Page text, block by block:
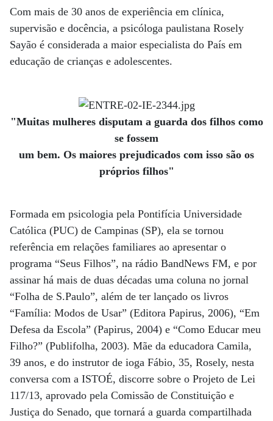
Com mais de 30 anos de experiência em clínica,
supervisão e docência, a psicóloga paulistana Rosely
Sayão é considerada a maior especialista do País em
educação de crianças e adolescentes.
"Muitas mulheres disputam a guarda dos filhos como
se fossem
um bem. Os maiores prejudicados com isso são os
próprios filhos"
Formada em psicologia pela Pontifícia Universidade
Católica (PUC) de Campinas (SP), ela se tornou
referência em relações familiares ao apresentar o
programa “Seus Filhos”, na rádio BandNews FM, e por
assinar há mais de duas décadas uma coluna no jornal
“Folha de S.Paulo”, além de ter lançado os livros
“Família: Modos de Usar” (Editora Papirus, 2006), “Em
Defesa da Escola” (Papirus, 2004) e “Como Educar meu
Filho?” (Publifolha, 2003). Mãe da educadora Camila,
39 anos, e do instrutor de ioga Fábio, 35, Rosely, nesta
conversa com a ISTOÉ, discorre sobre o Projeto de Lei
117/13, aprovado pela Comissão de Constituição e
Justiça do Senado, que tornará a guarda compartilhada